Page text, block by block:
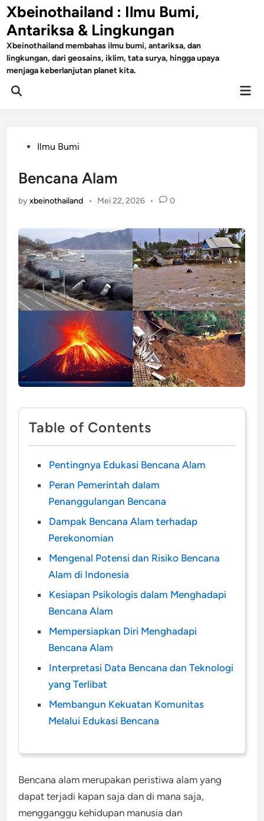
Skip
to
content
Xbeinothailand : Ilmu Bumi,
Antariksa & Lingkungan
Xbeinothailand membahas ilmu bumi, antariksa, dan
lingkungan, dari geosains, iklim, tata surya, hingga upaya
menjaga keberlanjutan planet kita.
Open
PostedIlmu Bumi
Bencana Alam
byxbeinothailand • Mei 22, 2026 • 0
Table of Contents
Pentingnya Edukasi Bencana Alam
Peran Pemerintah dalam
Penanggulangan Bencana
Dampak Bencana Alam terhadap
Perekonomian
Mengenal Potensi dan Risiko Bencana
Alam di Indonesia
Kesiapan Psikologis dalam Menghadapi
Bencana Alam
Mempersiapkan Diri Menghadapi
Bencana Alam
Interpretasi Data Bencana dan Teknologi
yang Terlibat
Membangun Kekuatan Komunitas
Melalui Edukasi Bencana
Bencana alam merupakan peristiwa alam yang
dapat terjadi kapan saja dan di mana saja,
mengganggu kehidupan manusia dan